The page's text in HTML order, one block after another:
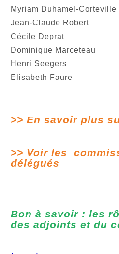
Myriam Duhamel-Corteville
Jean-Claude Robert
Cécile Deprat
Dominique Marceteau
Henri Seegers
Elisabeth Faure
>> En savoir plus
>> Voir les commissions et les
délégués
Bon à savoir : les rôles du maire,
des adjoints et du